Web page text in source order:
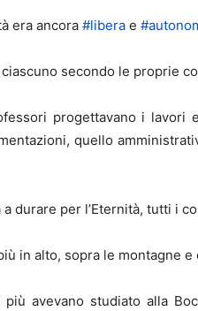
era ancora #libera e #
secondo le proprie
progettavano i
quello
durare per l’Eternità, tutti i
in alto, sopra le montagne e
avevano studiato alla